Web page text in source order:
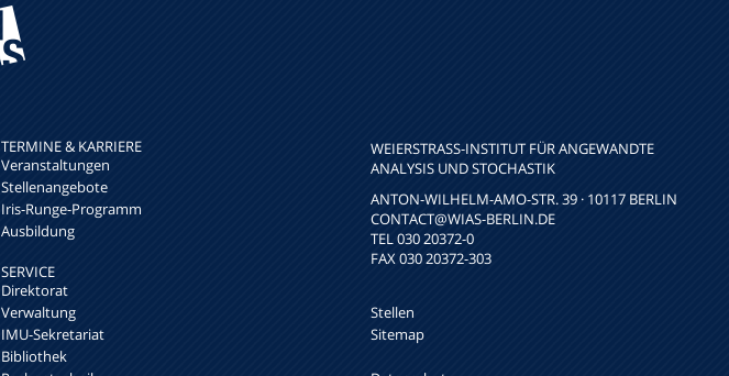
TERMINE & KARRIERE
Veranstaltungen
Stellenangebote
Iris-Runge-Programm
Ausbildung
SERVICE
Direktorat
Verwaltung
IMU-Sekretariat
Bibliothek
WEIERSTRASS-INSTITUT FÜR ANGEWANDTE A
NALYSIS UND STOCHASTIK
ANTON-WILHELM-AMO-STR. 39 · 10117 BERLIN
CONTACT@WIAS-BERLIN.DE
TEL 030 20372-0
FAX 030 20372-303
Stellen
Sitemap